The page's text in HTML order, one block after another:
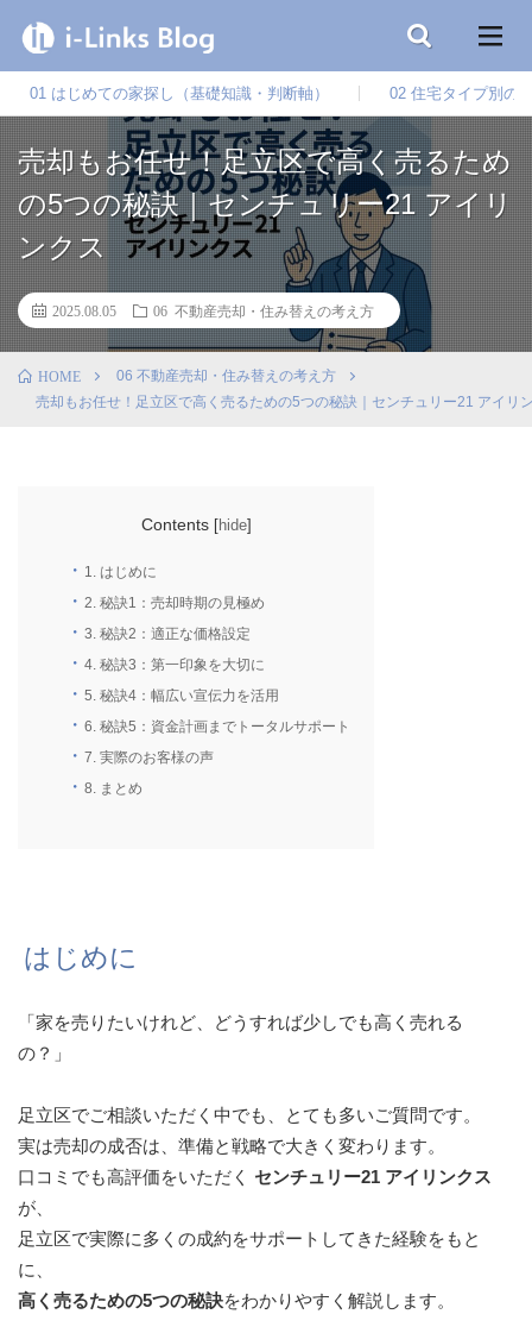
01 はじめての家探し（基礎知識・判断軸） 02 住宅タイプ別の
売却もお任せ！足立区で高く売るため
の5つの秘訣｜センチュリー21 アイリ
ンクス
2025.08.05 06 不動産売却・住み替えの考え方
HOME
06 不動産売却・住み替えの考え方
売却もお任せ！足立区で高く売るための5つの秘訣｜センチュリー21 アイリ
Contents [hide]
1. はじめに
2. 秘訣1：売却時期の見極め
3. 秘訣2：適正な価格設定
4. 秘訣3：第一印象を大切に
5. 秘訣4：幅広い宣伝力を活用
6. 秘訣5：資金計画までトータルサポート
7. 実際のお客様の声
8. まとめ
はじめに
「家を売りたいけれど、どうすれば少しでも高く売れる
の？」
足立区でご相談いただく中でも、とても多いご質問です。
実は売却の成否は、準備と戦略で大きく変わります。
口コミでも高評価をいただく センチュリー21 アイリンクス
が、
足立区で実際に多くの成約をサポートしてきた経験をもと
に、
高く売るための5つの秘訣をわかりやすく解説します。